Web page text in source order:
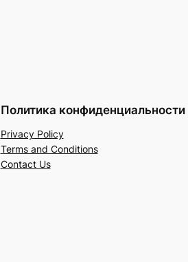
Политика конфиденциальности
Privacy Policy
Terms and Conditions
Contact Us